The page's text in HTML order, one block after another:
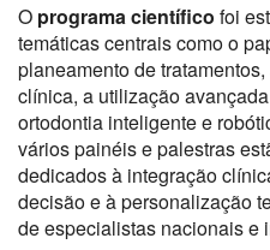
O programa científico foi
temáticas centrais como o
planeamento de
clínica, a utilização
ortodontia inteligente e
vários painéis e palestras
dedicados à integração
decisão e à personalização
de especialistas nacionais e